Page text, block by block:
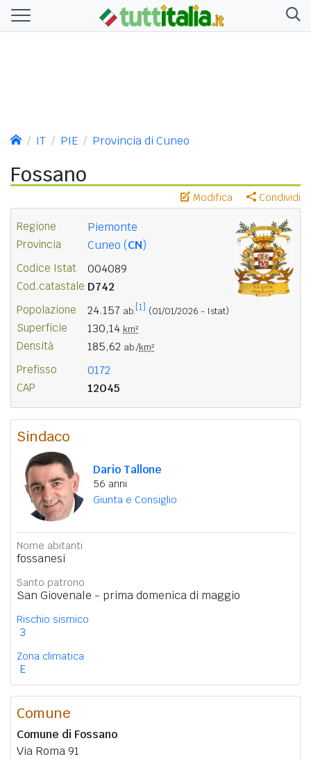
IT PIE Provincia di Cuneo
Fossano
Modifica Condividi
Regione Piemonte
Provincia Cuneo (CN)
Codice Istat 004089
Cod.catastale D742
Popolazione 24.157 ab. [1] (01/01/2026 - Istat)
Superficie 130,14 km²
Densità 185,62 ab./km²
Prefisso 0172
CAP 12045
Sindaco
Dario Tallone
56 anni
Giunta e Consiglio
Nome abitanti
fossanesi
Santo patrono
San Giovenale - prima domenica di maggio
Rischio sismico
3
Zona climatica
E
Comune
Comune di Fossano
Via Roma 91